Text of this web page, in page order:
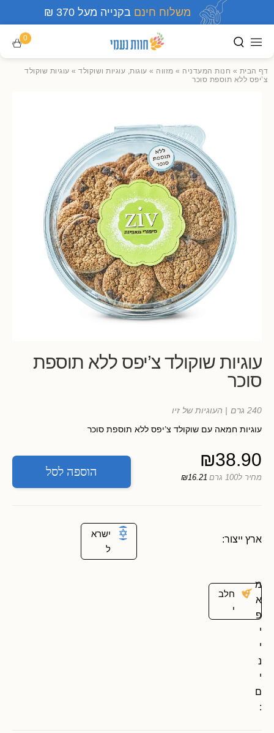
משלוח חינם בקנייה מעל 370 ₪
0
דף הבית » חנות המעדניה » מזווה » עוגות, עוגיות ושוקולד » עוגיות שוקולד
צ’יפס ללא תוספת סוכר
עוגיות שוקולד צ’יפס ללא תוספת
סוכר
240 גרם
| העוגיות של זיו
עוגיות חמאה עם שוקולד צ’יפס ללא תוספת סוכר
₪38.90
מחיר ל100 גרם ₪16.21 הוספה לסל
ארץ ייצור:
ישרא
ל
מ
א
פ
י
י
נ
י
ם
:
חלב
י